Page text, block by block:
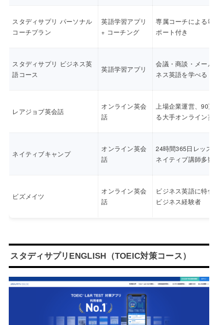
スタディサプリ パーソナル
コーチプラン
英語学習アプリ
+ コーチング
専属コーチによる毎
ポート付き
スタディサプリ ビジネス英
語コース
英語学習アプリ
会議・商談・メール
ネス英語を学べる
レアジョブ英会話
オンライン英会
話
上場企業運営、90万
る大手オンライン英
ネイティブキャンプ
オンライン英会
話
24時間365日レッス
ネイティブ講師多数
ビズメイツ
オンライン英会
話
ビジネス英語に特化
ビジネス経験者
スタディサプリENGLISH（TOEIC対策コース）